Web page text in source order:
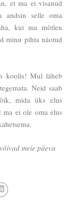
et ma ei visanud
andsin selle oma
kui ma mõtlen
minu pihta näotud
koolis! Mul läheb
Neid saab
mida üks elus
ma ei ole oma elus
meie päeva